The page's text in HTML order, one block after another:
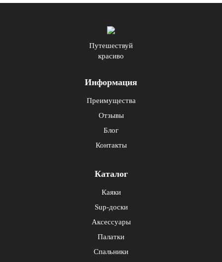
Путешествуй
красиво
Информация
Преимущества
Отзывы
Блог
Контакты
Каталог
Каяки
Sup-доски
Аксессуары
Палатки
Спальники